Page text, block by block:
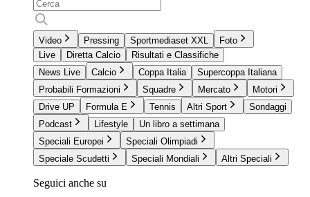
Video Pressing Sportmediaset XXL
Foto
Live
Diretta Calcio
Risultati e Classifiche
News Live
Calcio Coppa Italia
Supercoppa Italiana
Probabili Formazioni
Squadre Mercato
Motori
Drive UP
Formula E Tennis Altri Sport
Sondaggi
Podcast
Lifestyle
Un libro a settimana
Speciali Europei
Speciali Olimpiadi
Speciale Scudetti
Speciali Mondiali Altri Speciali
Seguici anche su